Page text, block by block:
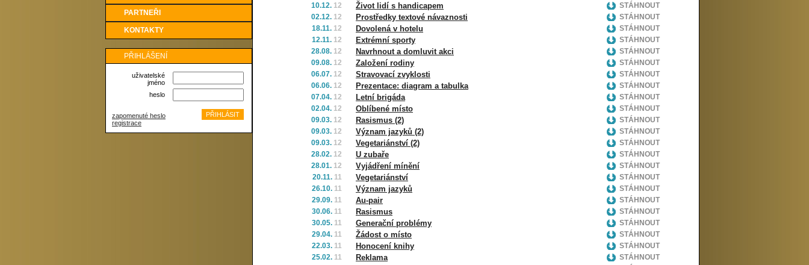
PARTNEŘI
KONTAKTY
PŘIHLÁŠENÍ
uživatelské
jméno
heslo
zapomenuté heslo
registrace
10.12. 12 Život lidí s handicapem
STÁHNOUT
02.12. 12 Prostředky textové návaznosti
STÁHNOUT
18.11. 12 Dovolená v hotelu
STÁHNOUT
12.11. 12 Extrémní sporty
STÁHNOUT
28.08. 12 Navrhnout a domluvit akci
STÁHNOUT
09.08. 12 Založení rodiny
STÁHNOUT
06.07. 12 Stravovací zvyklosti
STÁHNOUT
06.06. 12 Prezentace: diagram a tabulka
STÁHNOUT
07.04. 12 Letní brigáda
STÁHNOUT
02.04. 12 Oblíbené místo
STÁHNOUT
09.03. 12 Rasismus (2)
STÁHNOUT
09.03. 12 Význam jazyků (2)
STÁHNOUT
09.03. 12 Vegetariánství (2)
STÁHNOUT
28.02. 12 U zubaře
STÁHNOUT
28.01. 12 Vyjádření mínění
STÁHNOUT
20.11. 11 Vegetariánství
STÁHNOUT
26.10. 11 Význam jazyků
STÁHNOUT
29.09. 11 Au-pair
STÁHNOUT
30.06. 11 Rasismus
STÁHNOUT
30.05. 11 Generační problémy
STÁHNOUT
29.04. 11 Žádost o místo
STÁHNOUT
22.03. 11 Honocení knihy
STÁHNOUT
25.02. 11 Reklama
STÁHNOUT